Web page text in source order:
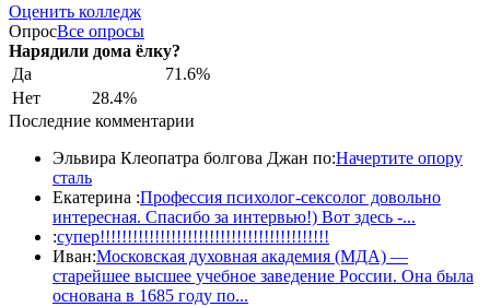
Оценить колледж
ОпросВсе опросы
Нарядили дома ёлку?
Да
71.6%
Нет
28.4%
Последние комментарии
Эльвира Клеопатра болгова Джан по:Начертите опору
сталь
Екатерина :Профессия психолог-сексолог довольно
интересная. Спасибо за интервью!) Вот здесь -...
:супер!!!!!!!!!!!!!!!!!!!!!!!!!!!!!!!!!!!!!!!!!!
Иван:Московская духовная академия (МДА) —
старейшее высшее учебное заведение России. Она была
основана в 1685 году по...